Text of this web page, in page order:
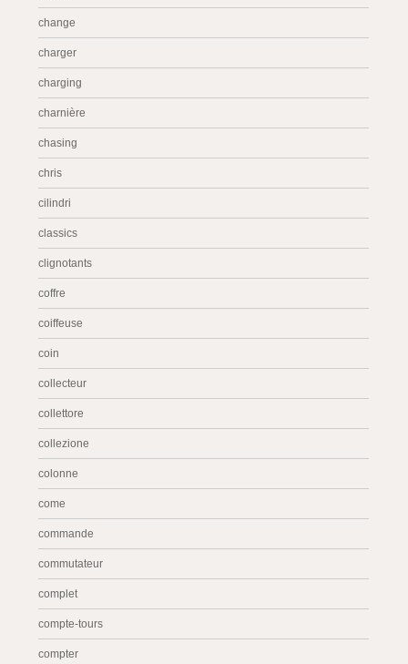
change
charger
charging
charnière
chasing
chris
cilindri
classics
clignotants
coffre
coiffeuse
coin
collecteur
collettore
collezione
colonne
come
commande
commutateur
complet
compte-tours
compter